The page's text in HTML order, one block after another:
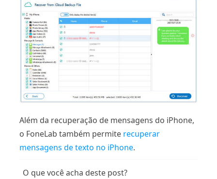
Além da recuperação de mensagens do iPhone,
o FoneLab também permite recuperar
mensagens de texto no iPhone.
O que você acha deste post?